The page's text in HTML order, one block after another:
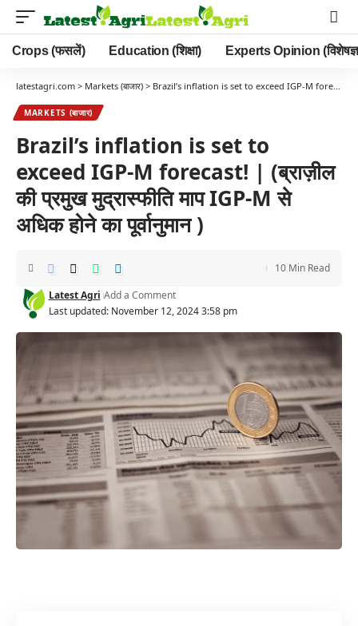
Crops (फसलें) Education (शिक्षा) Experts Opinion (विशेषज्ञ
latestagri.com > Markets (बाजार) > Brazil’s inflation is set to exceed IGP-M forecast! | (ब्राज़ील की प्रमुख मुद्रास्फीति माप IGP-M से अधिक होने का पूर्वानुमान )
MARKETS (बाजार)
Brazil’s inflation is set to
exceed IGP-M forecast! | (ब्राज़ील
की प्रमुख मुद्रास्फीति माप IGP-M से
अधिक होने का पूर्वानुमान )
Last updated: November 12, 2024 3:58 pm
Latest Agri Add a Comment
10 Min Read